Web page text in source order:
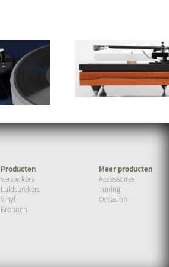
Producten
Versterkers
Luidsprekers
Vinyl
Bronnen
Meer producten
Accessoires
Tuning
Occasion